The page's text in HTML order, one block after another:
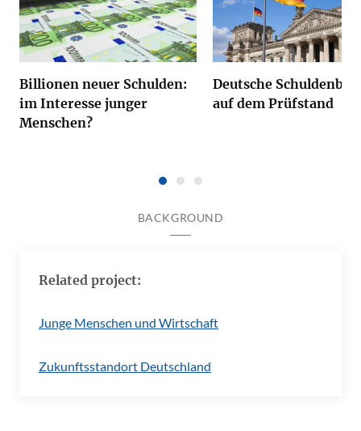
Billionen neuer Schulden:
im Interesse junger
Menschen?
Deutsche
auf dem Prüfstand
BACKGROUND
Related project:
Junge Menschen und Wirtschaft
Zukunftsstandort Deutschland